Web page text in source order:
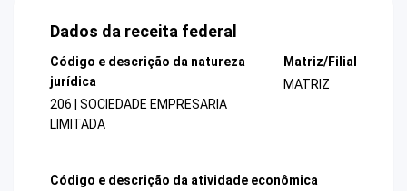
Dados da receita federal
Código e descrição da natureza
jurídica
206 | SOCIEDADE EMPRESARIA
LIMITADA
Matriz/Filial
MATRIZ
Código e descrição da atividade econômica